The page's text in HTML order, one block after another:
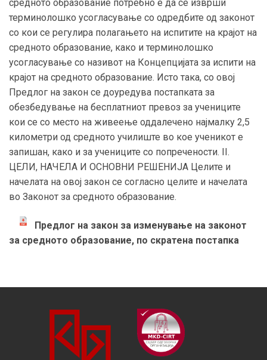
средното образование потребно е да се изврши
терминолошко усогласување со одредбите од законот
со кои се регулира полагањето на испитите на крајот на
средното образование, како и терминолошко
усогласување со називот на Концепцијата за испити на
крајот на средното образование. Исто така, со овој
Предлог на закон се доуредува постапката за
обезбедување на бесплатниот превоз за учениците
кои се со место на живеење оддалечено најмалку 2,5
километри од средното училиште во кое ученикот е
запишан, како и за учениците со попречености. II.
ЦЕЛИ, НАЧЕЛА И ОСНОВНИ РЕШЕНИЈА Целите и
начелата на овој закон се согласно целите и начелата
во Законот за средното образование.
Предлог на закон за изменување на законот
за средното образование, по скратена постапка